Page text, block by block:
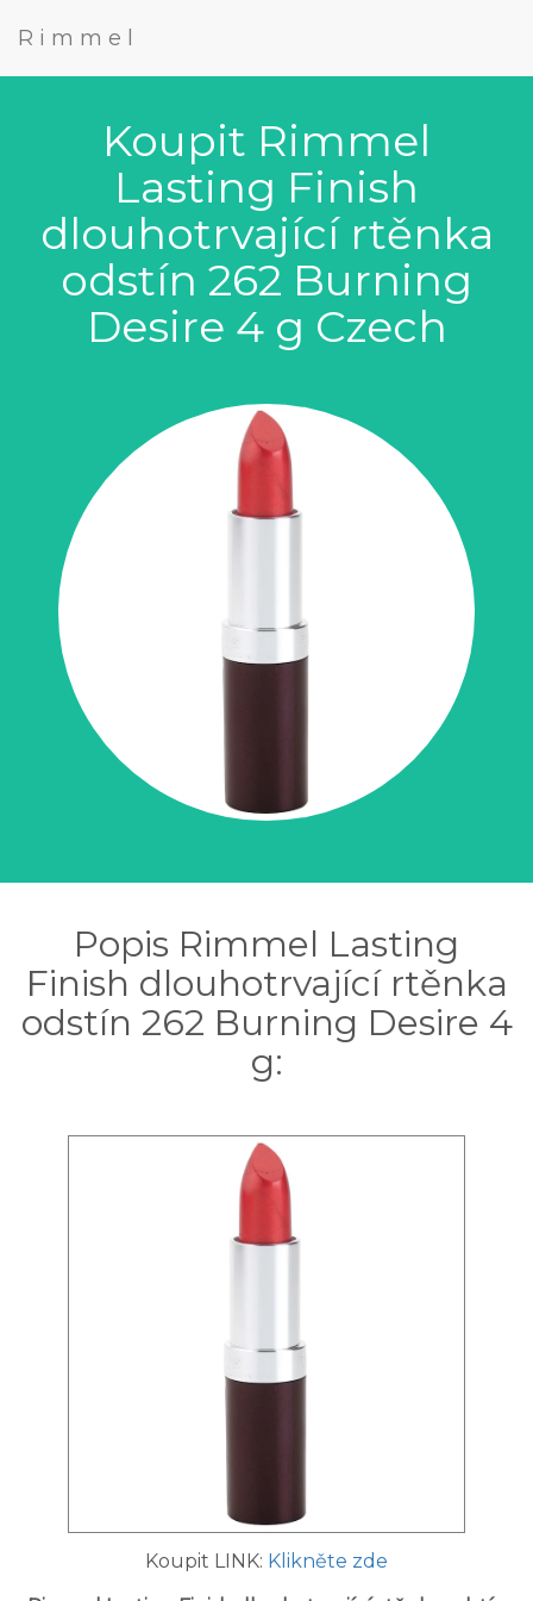
Rimmel
Koupit Rimmel
Lasting Finish
dlouhotrvající rtěnka
odstín 262 Burning
Desire 4 g Czech
Popis Rimmel Lasting
Finish dlouhotrvající rtěnka
odstín 262 Burning Desire 4
g:
Koupit LINK: Klikněte zde